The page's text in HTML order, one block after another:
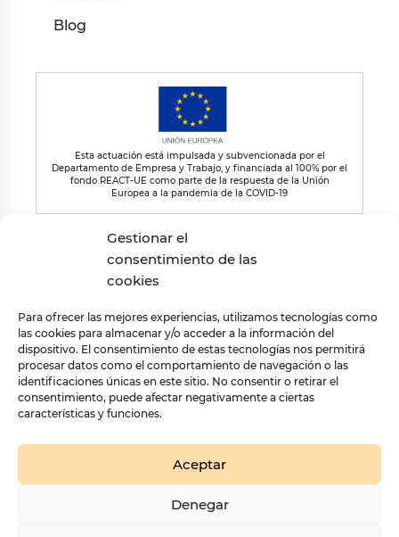
Gestionar el
consentimiento de las
cookies
Para ofrecer las mejores experiencias, utilizamos tecnologías como
las cookies para almacenar y/o acceder a la información del
dispositivo. El consentimiento de estas tecnologías nos permitirá
procesar datos como el comportamiento de navegación o las
identificaciones únicas en este sitio. No consentir o retirar el
consentimiento, puede afectar negativamente a ciertas
características y funciones.
Aceptar
Denegar
Blog
Esta actuación está impulsada y subvencionada por el
Departamento de Empresa y Trabajo, y financiada al 100% por el
fondo REACT-UE como parte de la respuesta de la Unión
Europea a la pandemia de la COVID-19
LLUVIA DE TINTA – Diseñado poradestic
Política de privacidad
Aviso Legal Política de Cookies